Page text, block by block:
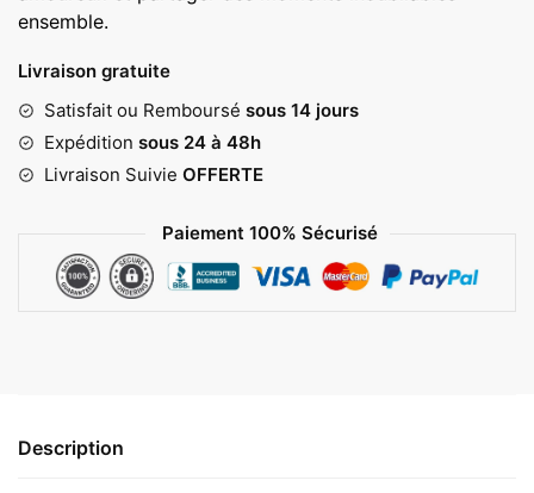
ensemble.
Livraison gratuite
Satisfait ou Remboursé sous 14 jours
Expédition sous 24 à 48h
Livraison Suivie OFFERTE
Paiement 100% Sécurisé
Description